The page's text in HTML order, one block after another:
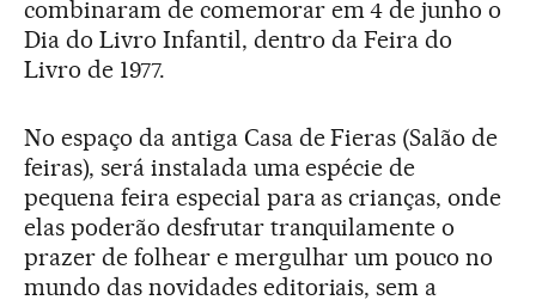
combinaram de comemorar em 4 de junho o
Dia do Livro Infantil, dentro da Feira do
Livro de 1977.
No espaço da antiga Casa de Fieras (Salão de
feiras), será instalada uma espécie de
pequena feira especial para as crianças, onde
elas poderão desfrutar tranquilamente o
prazer de folhear e mergulhar um pouco no
mundo das novidades editoriais, sem a